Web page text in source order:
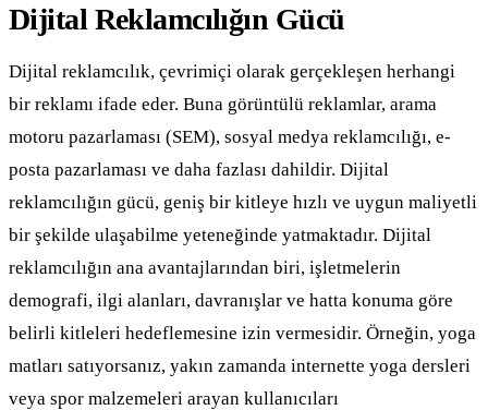
Dijital Reklamcılığın Gücü
Dijital reklamcılık, çevrimiçi olarak gerçekleşen herhangi
bir reklamı ifade eder. Buna görüntülü reklamlar, arama
motoru pazarlaması (SEM), sosyal medya reklamcılığı, e-
posta pazarlaması ve daha fazlası dahildir. Dijital
reklamcılığın gücü, geniş bir kitleye hızlı ve uygun maliyetli
bir şekilde ulaşabilme yeteneğinde yatmaktadır. Dijital
reklamcılığın ana avantajlarından biri, işletmelerin
demografi, ilgi alanları, davranışlar ve hatta konuma göre
belirli kitleleri hedeflemesine izin vermesidir. Örneğin, yoga
matları satıyorsanız, yakın zamanda internette yoga dersleri
veya spor malzemeleri arayan kullanıcıları